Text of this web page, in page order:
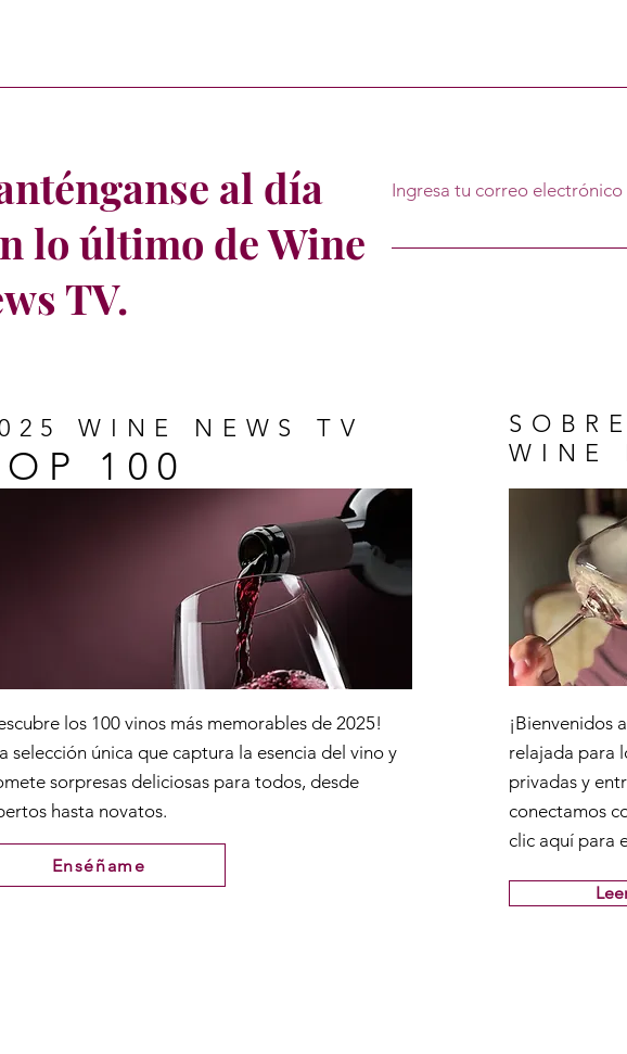
al día
lo último de Wine
TV.
Ingresa tu correo electrónico
los 100 vinos más memorables de 2025!
selección única que captura la esencia del vino y
sorpresas deliciosas para todos, desde
hasta novatos.
Enséñame
WINE NEWS TV
100
¡Bienvenidos
relajada para
privadas y
conectamos
clic aquí para
SOBRE
WINE